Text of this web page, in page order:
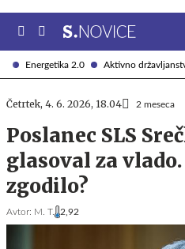
Energetika 2.0 Aktivno
Četrtek, 4. 6. 2026, 18.04 2 meseca
Poslanec SLS
glasoval za
zgodilo?
Avtor: M. T. 2,92